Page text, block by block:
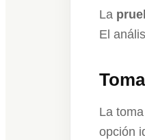
La
El
La
opción